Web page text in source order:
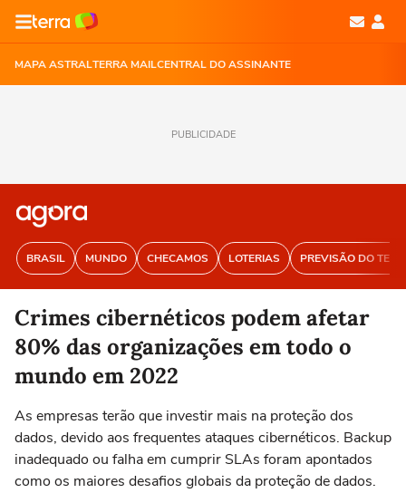
MAPA ASTRALTERRA MAILCENTRAL DO ASSINANTE
PUBLICIDADE
BRASIL MUNDO CHECAMOS LOTERIAS PREVISÃO DO
Crimes cibernéticos podem afetar
80% das organizações em todo o
mundo em 2022
As empresas terão que investir mais na proteção dos
dados, devido aos frequentes ataques cibernéticos. Backup
inadequado ou falha em cumprir SLAs foram apontados
como os maiores desafios globais da proteção de dados.